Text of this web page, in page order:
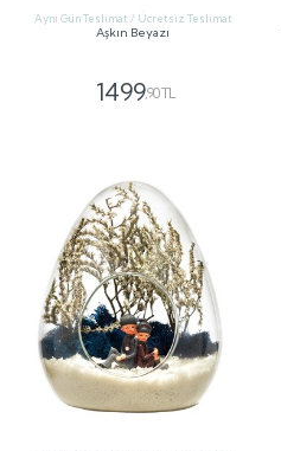
Aynı Gün Teslimat / Ücretsiz Teslimat
Aşkın Beyazı
1499,90 TL